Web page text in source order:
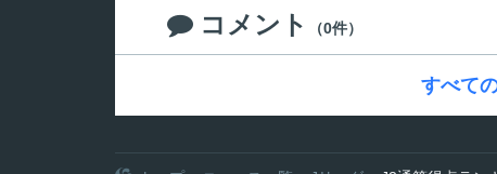
 コメント （0件）
すべて